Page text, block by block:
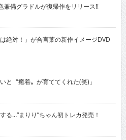
兼備グラドルが復帰作をリリース!!
対！」が合言葉の新作イメージDVD
〝癒着〟が育ててくれた(笑)」
…“まりり”ちゃん初トレカ発売！